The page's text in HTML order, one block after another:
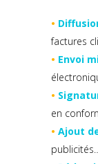
•
factures
• Envoi
•
en
• Ajout